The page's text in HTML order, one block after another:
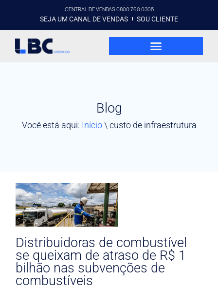
CENTRAL DE VENDAS 0800 760 0305
SEJA UM CANAL DE VENDAS SOU CLIENTE
Blog
Você está aqui: Início\ custo de infraestrutura
Distribuidoras de combustível
se queixam de atraso de R$ 1
bilhão nas subvenções de
combustíveis